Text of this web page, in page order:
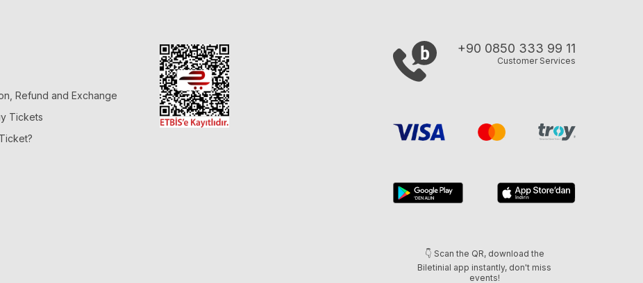
Refund and Exchange
Tickets
+90 0850 333 99 11
Customer Services
👇 Scan the QR, download the
Biletinial app instantly, don't miss
events!